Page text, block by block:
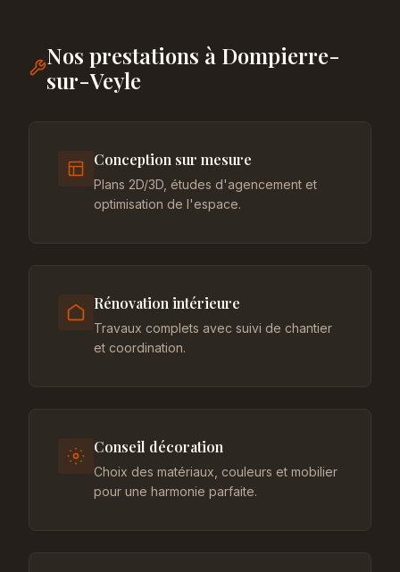
Nos prestations à Dompierre-
sur-Veyle
Conception sur mesure
Plans 2D/3D, études d'agencement et
optimisation de l'espace.
Rénovation intérieure
Travaux complets avec suivi de chantier
et coordination.
Conseil décoration
Choix des matériaux, couleurs et mobilier
pour une harmonie parfaite.